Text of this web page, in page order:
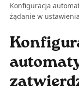
Konfiguracja
żądanie w